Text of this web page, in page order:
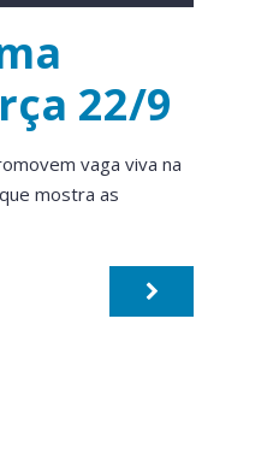
22/9
vaga viva na
mostra as